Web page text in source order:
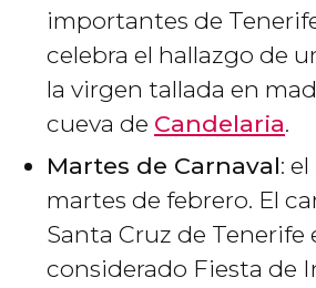
importantes de
celebra el hallazgo de
la virgen tallada en
cueva de Candelaria.
Martes de Carnaval:
martes de febrero. El
Santa Cruz de Tenerife
considerado Fiesta de